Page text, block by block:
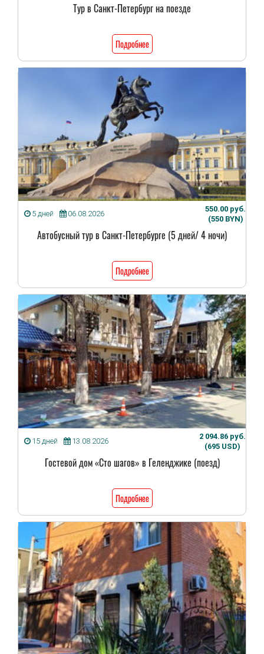
Тур в Санкт-Петербург на поезде
Подробнее
5 дней 06.08.2026
550.00 руб.
(550 BYN)
Автобусный тур в Санкт-Петербурге (5 дней/ 4 ночи)
Подробнее
15 дней 13.08.2026
2 094.86 руб.
(695 USD)
Гостевой дом «Сто шагов» в Геленджике (поезд)
Подробнее